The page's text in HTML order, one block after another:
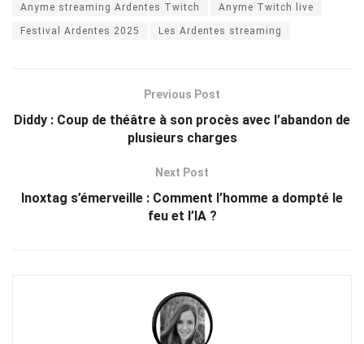
Anyme streaming Ardentes Twitch Anyme Twitch live
Festival Ardentes 2025 Les Ardentes streaming
Previous Post
Diddy : Coup de théâtre à son procès avec l’abandon de
plusieurs charges
Next Post
Inoxtag s’émerveille : Comment l’homme a dompté le
feu et l’IA ?